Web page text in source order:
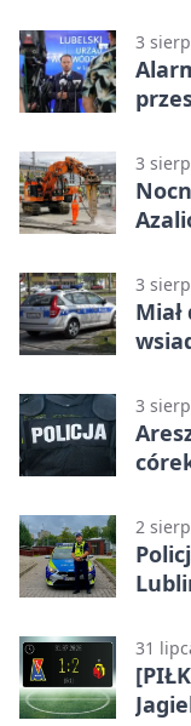
3
3
3
3
2
31